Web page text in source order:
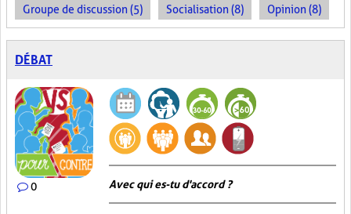
Groupe de discussion (5) Socialisation (8) Opinion (8)
DÉBAT
0 Avec qui es-tu d'accord ?